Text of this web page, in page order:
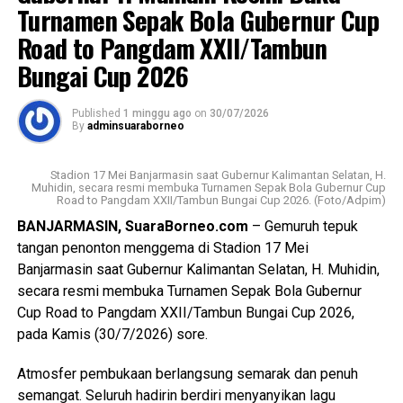
#Baznas #BaznasKalsel
Views: 20
Bagikan ke
WhatsApp 0
Messenger 0 Twitter/X 0
Messenger 0 Twitter/X 0
Kota Banjarbaru, Kabupaten Banjar, dan Kabupaten Barito
Kuala. Hal tersebut dilakukan sebagai bentuk tanggung
jawab Ombudsman sebagai lembaga pengawas
penyelenggaraan pelayanan publik, dengan melaksanakan
langkah-langkah tindak lanjut sesuai kewenangan pada
Undang-Undang (UU) Nomor 37 Tahun 2008 Tentang
Ombudsman Republik Indonesia.
Hadi melanjutkan bahwa substansi laporan terkait
“intensitas pemadaman yang semakin sering sejak bulan
Juni 2026, hampir setiap hari, waktunya lama minimal
antara 4 hingga 5 jam, dan terjadi di wilayah tertentu saja,
sehingga masyarakat menyebutnya bukan pemadaman
bergilir tetapi menyala bergilir”. Sering pula pemadaman
tanpa pemberitahuan terlebih dahulu, kalaupun ada
informasinya tidak akurat atau berbeda dengan
Ditambahkan oleh Hadi, bahwa masyarakat juga sudah
Turnamen Sepak Bola Gubernur Cup
Road to Pangdam XXII/Tambun
Bungai Cup 2026
Published 1 minggu ago on 30/07/2026
By adminsuaraborneo
Stadion 17 Mei Banjarmasin saat Gubernur Kalimantan Selatan, H.
Muhidin, secara resmi membuka Turnamen Sepak Bola Gubernur Cup
Road to Pangdam XXII/Tambun Bungai Cup 2026. (Foto/Adpim)
BANJARMASIN, SuaraBorneo.com – Gemuruh tepuk
tangan penonton menggema di Stadion 17 Mei
Banjarmasin saat Gubernur Kalimantan Selatan, H. Muhidin,
secara resmi membuka Turnamen Sepak Bola Gubernur
Cup Road to Pangdam XXII/Tambun Bungai Cup 2026,
pada Kamis (30/7/2026) sore.
Atmosfer pembukaan berlangsung semarak dan penuh
semangat. Seluruh hadirin berdiri menyanyikan lagu